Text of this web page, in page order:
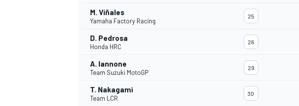
MONOPOSTO
M. Viñales
Yamaha Factory Racing
25
D. Pedrosa
Honda HRC
26
A. Iannone
Team Suzuki MotoGP
29
T. Nakagami
Team LCR
30